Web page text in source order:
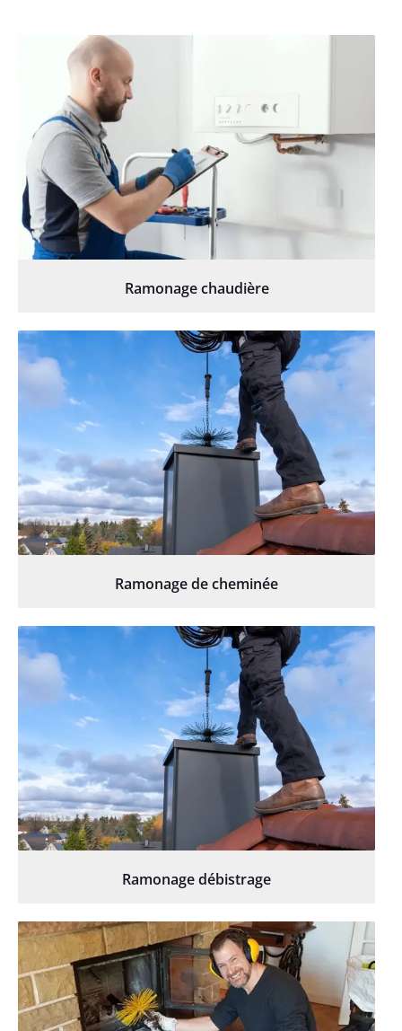
Ramonage chaudière
Ramonage de cheminée
Ramonage débistrage